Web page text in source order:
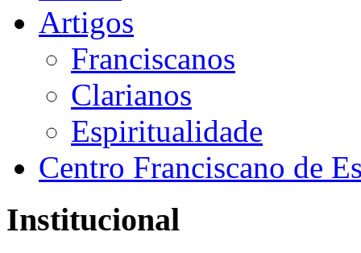
Artigos
Franciscanos
Clarianos
Espiritualidade
Centro Franciscano de
Institucional